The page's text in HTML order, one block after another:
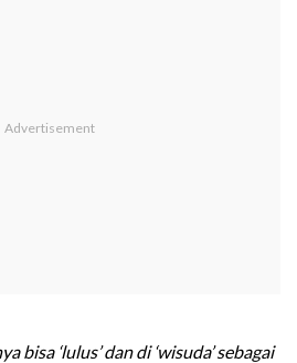
bisa ‘lulus’ dan di ‘wisuda’ sebagai